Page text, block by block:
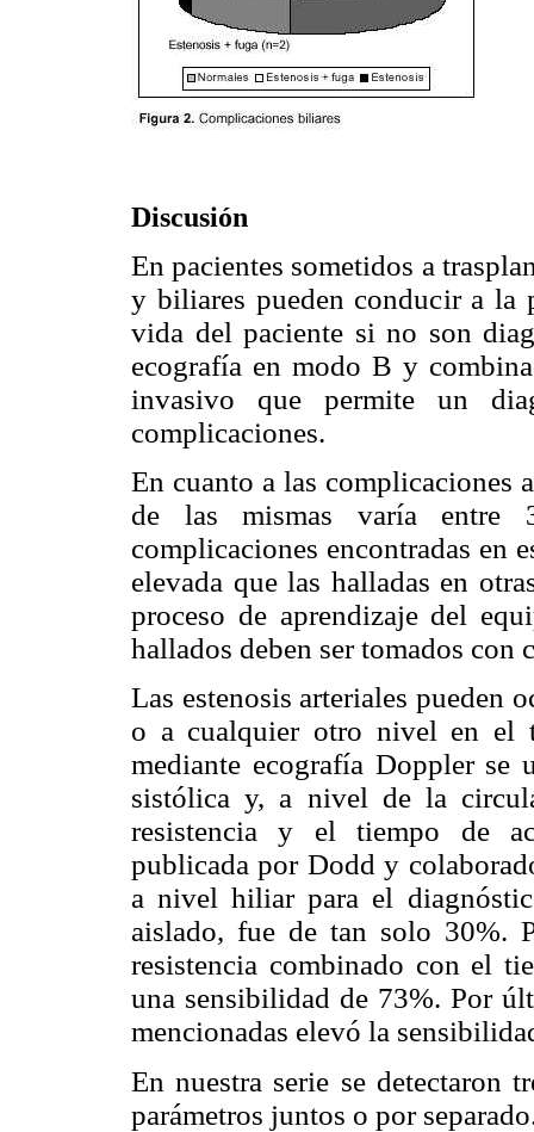
Discusión
En pacientes sometidos a
y biliares pueden conducir a la
vida del paciente si no son
ecografía en modo B y
invasivo que permite un
complicaciones.
En cuanto a las complicaciones
de las mismas varía entre
complicaciones encontradas en
elevada que las halladas en
proceso de aprendizaje del
hallados deben ser tomados con
Las estenosis arteriales pueden
o a cualquier otro nivel en el
mediante ecografía Doppler
sistólica y, a nivel de la
resistencia y el tiempo de
publicada por Dodd y
a nivel hiliar para el
aislado, fue de tan solo 30%.
resistencia combinado con el
una sensibilidad de 73%. Por
mencionadas elevó la
En nuestra serie se detectaron
parámetros juntos o por